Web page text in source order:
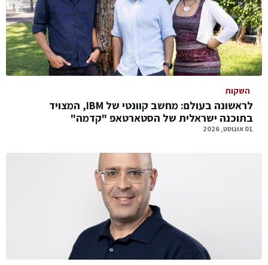
השקות
לראשונה בעולם: מחשב קוונטי של IBM, המצויד
בתוכנה ישראלית של הסטארטאפ "קדמה"
01 אוגוסט, 2026